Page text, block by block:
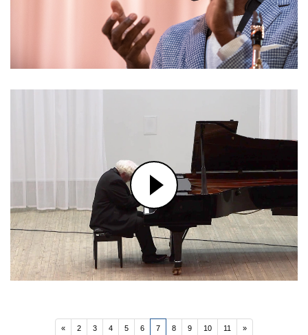
МУЗЫКАЛЬНО ЛИТЕРАТУРНАЯ
КОМПОЗИЦИЯ «ВЕШНИЕ ВОДЫ»
КОНЦЕРТ MARK GROSS QUARTET
« 2 3 4 5 6 7 8 9 10 11 »